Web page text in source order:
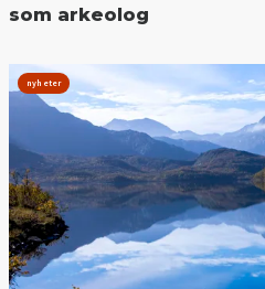
som arkeolog
nyheter